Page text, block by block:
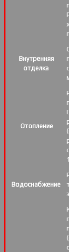
Внутренняя
отделка
Отопление
Водоснабжение